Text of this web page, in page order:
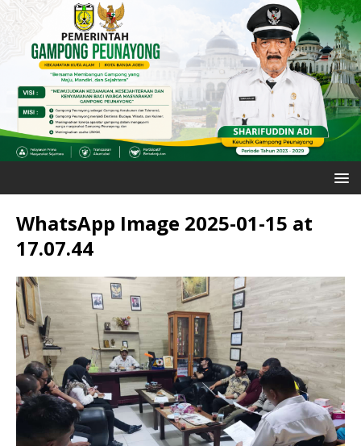
WhatsApp Image 2025-01-15 at
17.07.44